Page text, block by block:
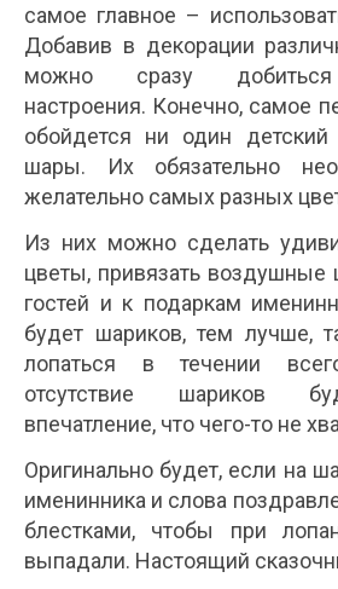
самое главное –
Добавив в декорации
можно сразу добиться
настроения. Конечно, самое
обойдется ни один
шары. Их обязательно
желательно самых разных
Из них можно сделать
цветы, привязать воздушные
гостей и к подаркам
будет шариков, тем лучше,
лопаться в течении
отсутствие шариков
впечатление, что чего-то не
Оригинально будет, если на
именинника и слова
блестками, чтобы при
выпадали. Настоящий